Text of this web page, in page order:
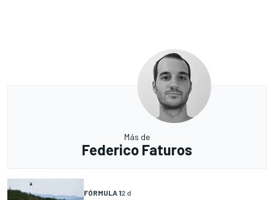
Más de
Federico Faturos
FÓRMULA 12 d